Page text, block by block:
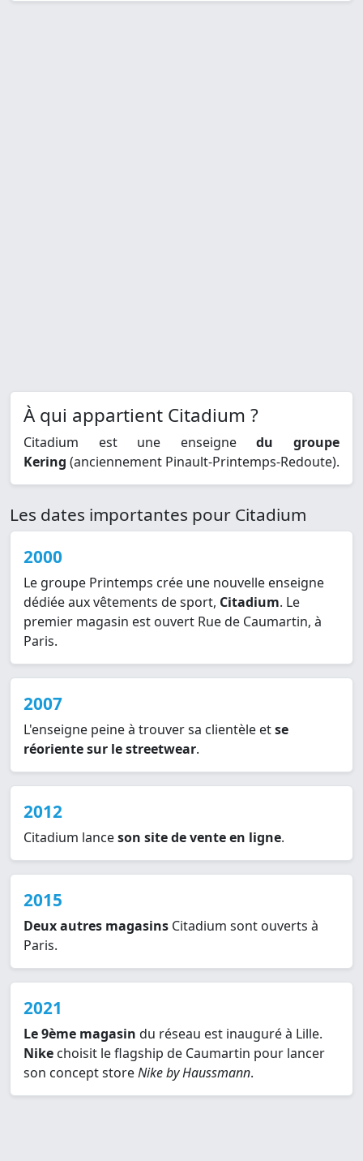
À qui appartient Citadium ?
Citadium est une enseignedu groupe
Kering (anciennement Pinault-Printemps-Redoute).
Les dates importantes pour Citadium
2000
Le groupe Printemps crée une nouvelle enseigne
dédiée aux vêtements de sport, Citadium. Le
premier magasin est ouvert Rue de Caumartin, à
Paris.
2007
L'enseigne peine à trouver sa clientèle etse
réoriente sur le streetwear.
2012
Citadium lanceson site de vente en ligne.
2015
Deux autres magasins Citadium sont ouverts à
Paris.
2021
Le 9ème magasin du réseau est inauguré à Lille.
Nike choisit le flagship de Caumartin pour lancer
son concept storeNike by Haussmann.